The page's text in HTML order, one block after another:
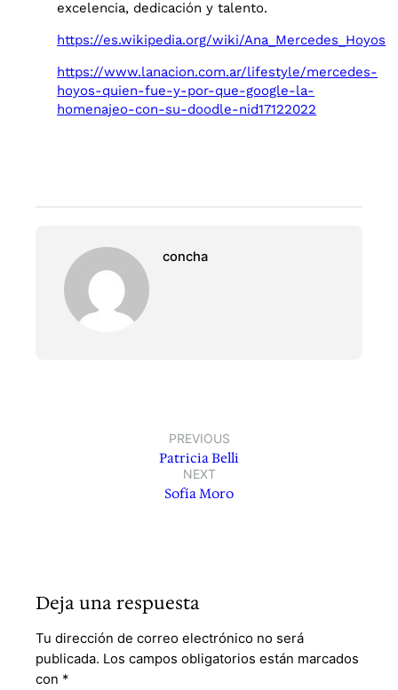
excelencia, dedicación y talento.
https://es.wikipedia.org/wiki/Ana_Mercedes_Hoyos
https://www.lanacion.com.ar/lifestyle/mercedes-
hoyos-quien-fue-y-por-que-google-la-
homenajeo-con-su-doodle-nid17122022
concha
PREVIOUS
Patricia Belli
NEXT
Sofía Moro
Deja una respuesta
Tu dirección de correo electrónico no será
publicada. Los campos obligatorios están marcados
con *